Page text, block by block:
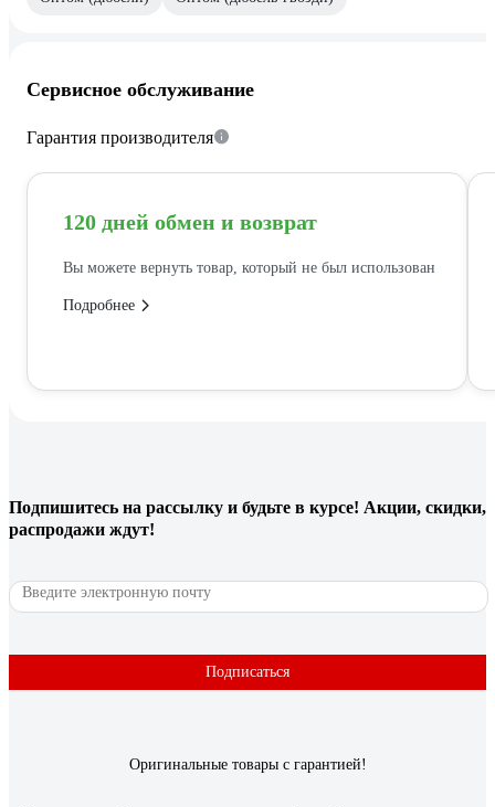
Сервисное обслуживание
Гарантия производителя
120 дней обмен и возврат
Вы можете вернуть товар, который не был использован
Подробнее
Подпишитесь на рассылку и будьте в курсе! Акции, скидки,
распродажи ждут!
Подписаться
Оригинальные товары с гарантией!